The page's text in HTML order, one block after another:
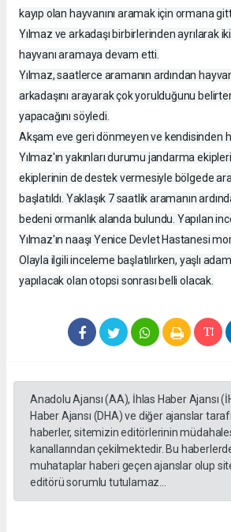
kayıp olan hayvanını aramak için ormana
Yılmaz ve arkadaşı birbirlerinden ayrılarak
hayvanı aramaya devam etti.
Yılmaz, saatlerce aramanın ardından
arkadaşını arayarak çok yorulduğunu
yapacağını söyledi.
Akşam eve geri dönmeyen ve kendisinden
Yılmaz'ın yakınları durumu jandarma
ekiplerinin de destek vermesiyle bölgede
başlatıldı. Yaklaşık 7 saatlik aramanın
bedeni ormanlık alanda bulundu. Yapılan
Yılmaz'ın naaşı Yenice Devlet Hastanesi
Olayla ilgili inceleme başlatılırken, yaşlı
yapılacak olan otopsi sonrası belli olacak.
Anadolu Ajansı (AA), İhlas Haber Ajansı
Haber Ajansı (DHA) ve diğer ajanslar
haberler, sitemizin editörlerinin
kanallarından çekilmektedir. Bu
muhataplar haberi geçen ajanslar olup
editörü sorumlu tutulamaz...